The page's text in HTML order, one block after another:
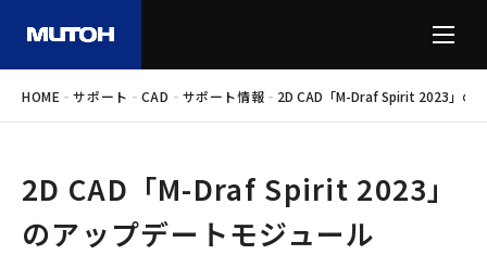
HOME -サポート - CAD - サポート情報 - 2D CAD「M-Draf Spirit 2023」の
2D CAD「M-Draf Spirit 2023」
のアップデートモジュール